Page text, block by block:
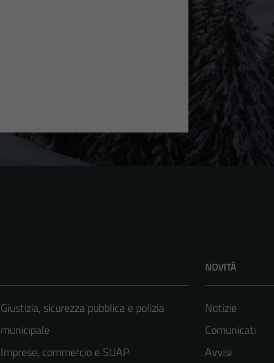
Giustizia, sicurezza pubblica e polizia
municipale
Imprese, commercio e SUAP
NOVITÀ
Notizie
Comunicati
Avvisi